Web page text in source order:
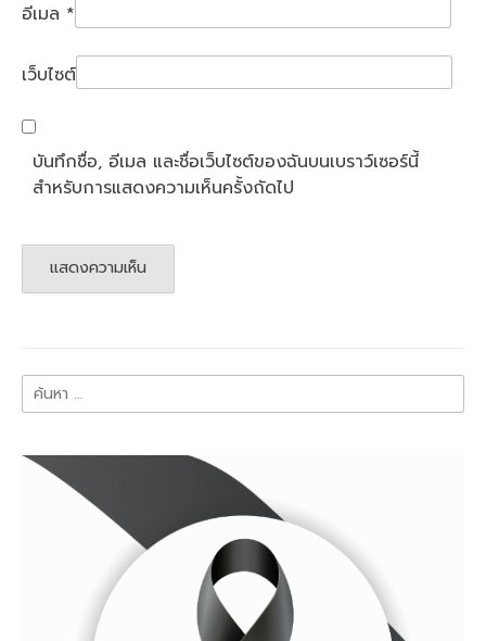
อีเมล *
เว็บไซต์
บันทึกชื่อ, อีเมล และชื่อเว็บไซต์ของฉันบนเบราว์เซอร์นี้
สำหรับการแสดงความเห็นครั้งถัดไป
ค้นหา
สำหรับ: